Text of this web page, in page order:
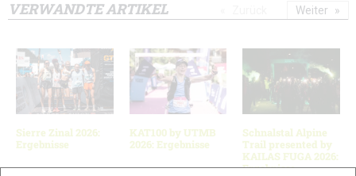
VERWANDTE ARTIKEL
Sierre Zinal 2026:
Ergebnisse
KAT100 by UTMB
2026: Ergebnisse
Schnalstal Alpine
Trail presented by
KAILAS FUGA 2026:
Ergebnisse
Weiter